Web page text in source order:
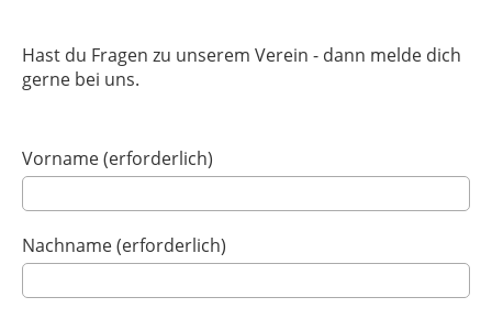
Hast du Fragen zu unserem Verein - dann melde dich
gerne bei uns.
Vorname (erforderlich)
Nachname (erforderlich)